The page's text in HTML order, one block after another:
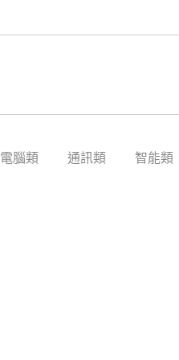
電腦類 通訊類 智能類